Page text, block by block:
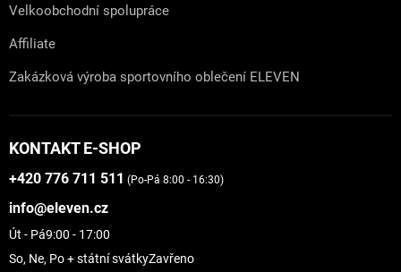
Velkoobchodní spolupráce
Affiliate
Zakázková výroba sportovního oblečení ELEVEN
KONTAKT E-SHOP
+420 776 711 511 (Po-Pá 8:00 - 16:30)
info@eleven.cz
Út - Pá9:00 - 17:00
So, Ne, Po + státní svátkyZavřeno